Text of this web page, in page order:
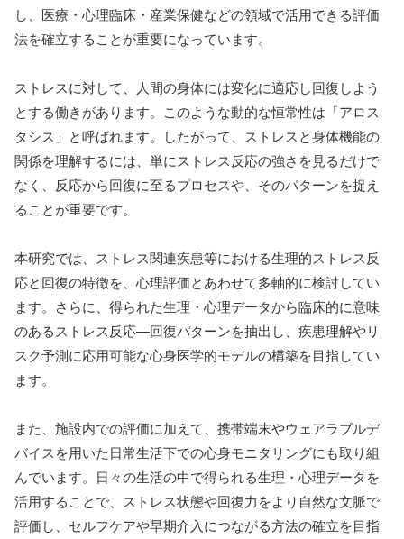
し、医療・心理臨床・産業保健などの領域で活用できる評価
法を確立することが重要になっています。
ストレスに対して、人間の身体には変化に適応し回復しよう
とする働きがあります。このような動的な恒常性は「アロス
タシス」と呼ばれます。したがって、ストレスと身体機能の
関係を理解するには、単にストレス反応の強さを見るだけで
なく、反応から回復に至るプロセスや、そのパターンを捉え
ることが重要です。
本研究では、ストレス関連疾患等における生理的ストレス反
応と回復の特徴を、心理評価とあわせて多軸的に検討してい
ます。さらに、得られた生理・心理データから臨床的に意味
のあるストレス反応—回復パターンを抽出し、疾患理解やリ
スク予測に応用可能な心身医学的モデルの構築を目指してい
ます。
また、施設内での評価に加えて、携帯端末やウェアラブルデ
バイスを用いた日常生活下での心身モニタリングにも取り組
んでいます。日々の生活の中で得られる生理・心理データを
活用することで、ストレス状態や回復力をより自然な文脈で
評価し、セルフケアや早期介入につながる方法の確立を目指